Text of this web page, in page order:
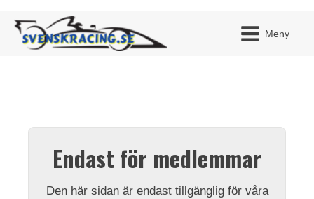
Meny
Endast för medlemmar
Den här sidan är endast tillgänglig för våra